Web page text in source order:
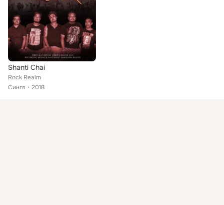
Shanti Chai
Rock Realm
Сингл
2018